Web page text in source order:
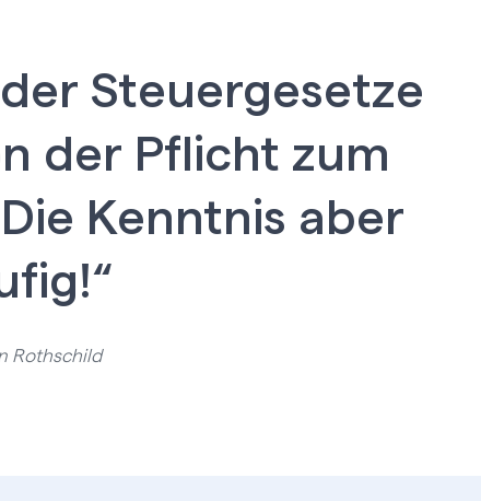
Steuergesetze
der Pflicht zum
Kenntnis aber
Rothschild